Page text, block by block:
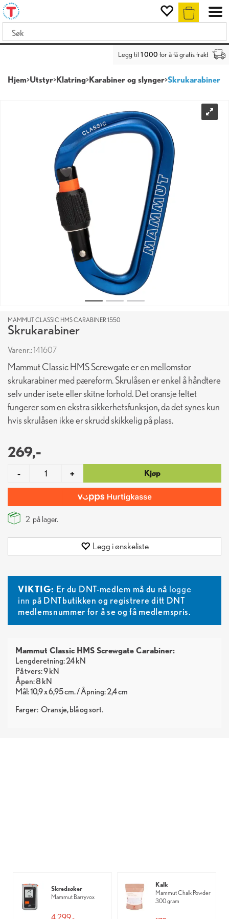
Legg til 1 000 for å få gratis frakt
Hjem>Utstyr>Klatring>Karabiner og slynger>Skrukarabiner
MAMMUT CLASSIC HMS CARABINER 1550
Skrukarabiner
Varenr.:141607
Mammut Classic HMS Screwgate er en mellomstor
skrukarabiner med pæreform. Skrulåsen er enkel å håndtere
selv under isete eller skitne forhold. Det oransje feltet
fungerer som en ekstra sikkerhetsfunksjon, da det synes kun
hvis skrulåsen ikke er skrudd skikkelig på plass.
269,-
- + Kjøp
2 på lager.
Legg i ønskeliste
VIKTIG: Er du DNT-medlem må du nå logge
inn på DNTbutikken og registrere ditt DNT
medlemsnummer for å se og få medlemspris.
Mammut Classic HMS Screwgate Carabiner:
Lengderetning: 24 kN
På tvers: 9 kN
Åpen: 8 kN
Mål: 10,9 x 6,95 cm. / Åpning: 2,4 cm
Farger: Oransje blå sort
Skredsøker
Mammut Barryvox
Kalk
Mammut Chalk Powder
300 gram